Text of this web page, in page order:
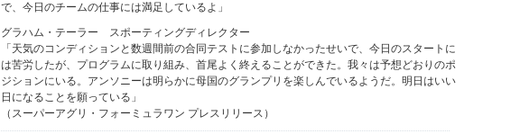
で、今日のチームの仕事には満足しているよ」
グラハム・テーラー スポーティングディレクター
「天気のコンディションと数週間前の合同テストに参加しなかったせいで、今日のスタートに
は苦労したが、プログラムに取り組み、首尾よく終えることができた。我々は予想どおりのポ
ジションにいる。アンソニーは明らかに母国のグランプリを楽しんでいるようだ。明日はいい
日になることを願っている」
（スーパーアグリ・フォーミュラワン プレスリリース）